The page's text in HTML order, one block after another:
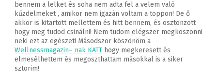
bennem a lelket és soha nem adta fel a velem való
kűzdelmeket , amikor nem igazán voltam a toppon! De ő
akkor is kitartott mellettem és hitt bennem, és ösztönzött
hogy meg tudod csinálni! Nem tudom elégszer megköszönni
neki ezt az egészet! Másodszor köszönöm a
Wellnessmagazin– nak KATT hogy megkeresett és
elmesélhettem és megoszthattam másokkal is a siker
sztorim!